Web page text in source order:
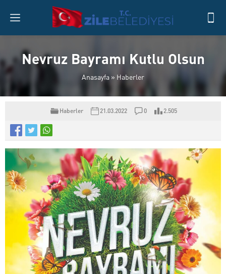
Nevruz Bayramı Kutlu Olsun
Anasayfa » Haberler
Haberler 21.03.2022 0 2.505